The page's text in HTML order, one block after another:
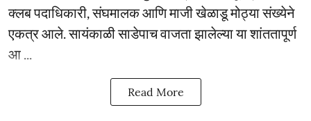
क्लब पदाधिकारी, संघमालक आणि माजी खेळाडू मोठ्या संख्येने
एकत्र आले. सायंकाळी साडेपाच वाजता झालेल्या या शांततापूर्ण
आ ...
Read More